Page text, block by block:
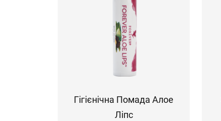
Гігієнічна Помада Алое
Ліпс